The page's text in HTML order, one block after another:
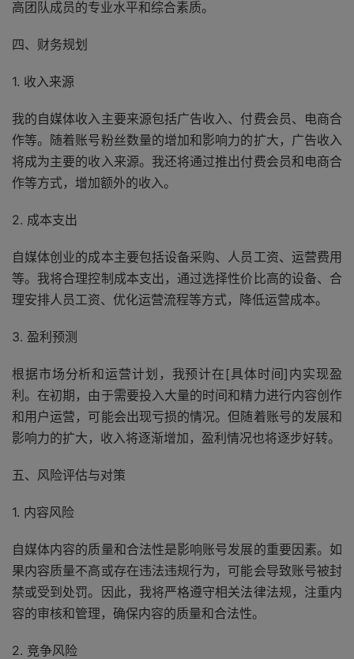
高团队成员的专业水平和综合素质。
四、财务规划
1. 收入来源
我的自媒体收入主要来源包括广告收入、付费会员、电商合
作等。随着账号粉丝数量的增加和影响力的扩大，广告收入
将成为主要的收入来源。我还将通过推出付费会员和电商合
作等方式，增加额外的收入。
2. 成本支出
自媒体创业的成本主要包括设备采购、人员工资、运营费用
等。我将合理控制成本支出，通过选择性价比高的设备、合
理安排人员工资、优化运营流程等方式，降低运营成本。
3. 盈利预测
根据市场分析和运营计划，我预计在[具体时间]内实现盈
利。在初期，由于需要投入大量的时间和精力进行内容创作
和用户运营，可能会出现亏损的情况。但随着账号的发展和
影响力的扩大，收入将逐渐增加，盈利情况也将逐步好转。
五、风险评估与对策
1. 内容风险
自媒体内容的质量和合法性是影响账号发展的重要因素。如
果内容质量不高或存在违法违规行为，可能会导致账号被封
禁或受到处罚。因此，我将严格遵守相关法律法规，注重内
容的审核和管理，确保内容的质量和合法性。
2. 竞争风险